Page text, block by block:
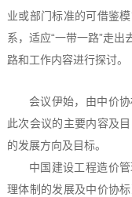
业或部门标准的可借鉴
系，适应“一带一路”走
路和工作内容进行探讨。
会议伊始，由中价
此次会议的主要内容及
的发展方向及目标。
中国建设工程造价
理体制的发展及中价协